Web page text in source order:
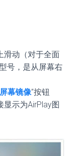
滑动（对于全面
号，是从屏幕右
屏幕镜像”按钮
显示为AirPlay图